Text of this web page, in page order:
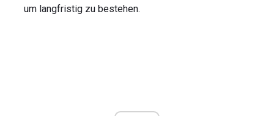
um langfristig zu bestehen.